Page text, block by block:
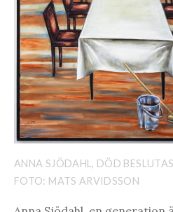
ANNA SJÖDAHL, DÖD
FOTO: MATS ARVIDSSON